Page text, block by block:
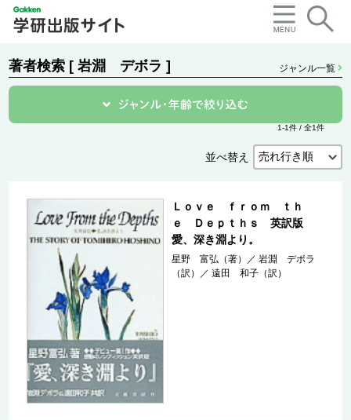
著者検索 [ 岩淵 デボラ ] ジャンル一覧
1-1件 / 全1件
並べ替え
Ｌｏｖｅ ｆｒｏｍ ｔｈ
ｅ Ｄｅｐｔｈｓ 英訳版
愛、深き淵より。
星野 富弘（著） ／岩淵 デボラ
（訳）
／遠田 和子（訳）